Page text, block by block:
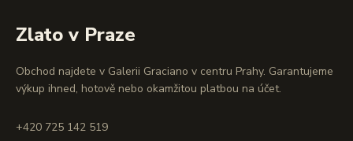
Zlato v Praze
Obchod najdete v Galerii Graciano v centru Prahy. Garantujeme
výkup ihned, hotově nebo okamžitou platbou na účet.
+420 725 142 519